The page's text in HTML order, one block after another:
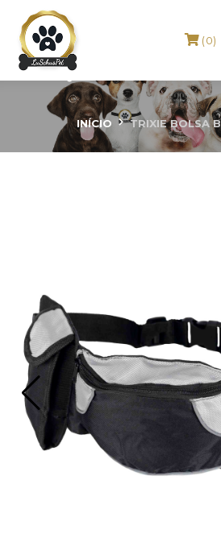
(0)
TRIXIE Bolsa
INÍCIO TRIXIE BOLSA